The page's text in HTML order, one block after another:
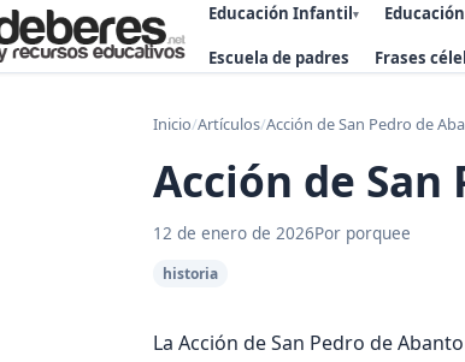
Educación Infantil▾
Escuela de padres Frases
Inicio/Artículos/Acción de San Pedro de
Acción de San
12 de enero de 2026Por porquee
historia
La Acción de San Pedro de